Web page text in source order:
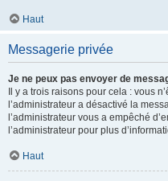
Haut
Messagerie privée
Je ne peux pas envoyer de
Il y a trois raisons pour cela : vous
l’administrateur a désactivé la
l’administrateur vous a empêché
l’administrateur pour plus
Haut